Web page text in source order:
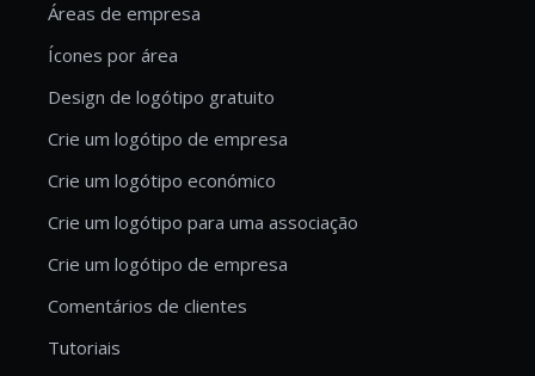
Áreas de empresa
Ícones por área
Design de logótipo gratuito
Crie um logótipo de empresa
Crie um logótipo económico
Crie um logótipo para uma associação
Crie um logótipo de empresa
Comentários de clientes
Tutoriais